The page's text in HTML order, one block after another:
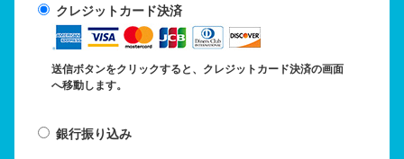
クレジットカード決済
送信ボタンをクリックすると、クレジットカード決済の画面
へ移動します。
銀行振り込み